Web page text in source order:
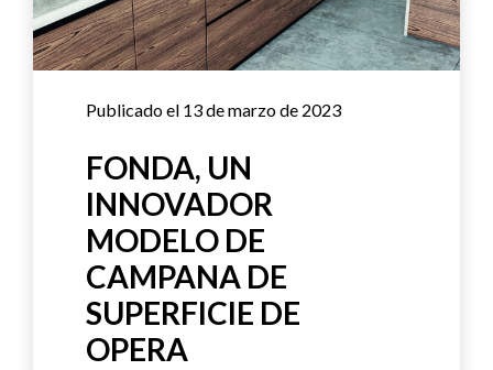
Publicado el 13 de marzo de 2023
FONDA, UN
INNOVADOR
MODELO DE
CAMPANA DE
SUPERFICIE DE
OPERA